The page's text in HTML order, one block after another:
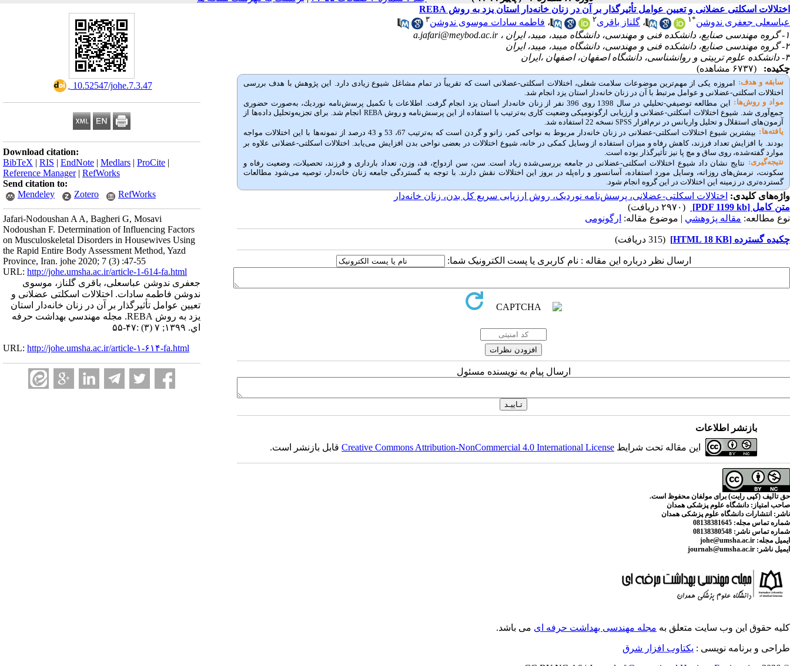
‎ 10.52547/johe.7.3.47
Download citation:
BibTeX | RIS | EndNote | Medlars | ProCite |
Reference Manager| RefWorks
Send citation to:
Mendeley
Zotero RefWorks
Jafari-Nodoushan A A, Bagheri G, Mosavi
Nodoushan F. Determination of Influencing Factors
on Musculoskeletal Disorders in Housewives Using
the Rapid Entire Body Assessment Method, Yazd
Province, Iran. johe 2020; 7 (3) :47-55
URL: http://johe.umsha.ac.ir/article-1-614-fa.html
جعفری ندوشن عباسعلی، باقری گلناز، موسوی
ندوشن فاطمه سادات. اختلالات اسکلتی عضلانی و
تعیین عوامل تأثیرگذار بر آن در زنان خانه‌دار استان
یزد به روش REBA. مجله مهندسي بهداشت حرفه
اي. ۱۳۹۹; ۷ (۳) :۴۷-۵۵
URL: http://johe.umsha.ac.ir/article-۱-۶۱۴-fa.html
اختلالات اسکلتی عضلانی و تعیین عوامل تأثیرگذار بر آن در زنان خانه‌دار استان یزد به روش REBA
عباسعلی جعفری ندوشن*۱ ، گلناز باقری۲ ، فاطمه سادات موسوی ندوشن۳
۱- گروه مهندسی صنایع، دانشکده فنی و مهندسی، دانشگاه میبد، میبد، ایران ،
a.jafari@meybod.ac.ir
۲- گروه مهندسی صنایع، دانشکده فنی و مهندسی، دانشگاه میبد، میبد، ایران
۳- دانشکده علوم تربیتی و روانشناسی، دانشگاه اصفهان، اصفهان ،ایران
چکیده:
(۶۷۳۷ مشاهده)
سابقه و هدف: امروزه یکی از مهم‌ترین موضوعات سلامت شغلی، اختلالات اسکلتی-عضلانی است که تقریباً در تمام مشاغل شیوع زیادی دارد. این پژوهش با هدف بررسی
اختلالات اسکلتی-عضلانی و عوامل مرتبط با آن در زنان خانه‌دار استان یزد انجام شد.
مواد و روش‌‌ها:
این ﻣﻄﺎﻟﻌﻪ ﺗﻮﺻﻴﻔﻲ-ﺗﺤﻠﻴﻠﻲ در سال 1398 روی 396 ﻧﻔﺮ از زنان خانه‌دار استان یزد انجام گرفت. اﻃﻼﻋﺎت ﺑﺎ تکمیل ﭘﺮﺳش‌ناﻣﻪ ﻧﻮردﻳﻚ، به‌صورت حضوری
جمع‌آوری شد. شیوع اختلالات اسکلتی-عضلانی و ارزیابی ارگونومیکی وضعیت کاری به‌ترتیب با استفاده از این پرسش‌نامه و روش REBA انجام شد. برای تجزیه‌وتحلیل داده‌ها از
آزمون‌های استقلال و تحلیل واریانس در نرم‌افزار SPSS نسخه 22 استفاده شد.
یافته‌ها:
بیشترین شیوع اختلالات اسکلتی-عضلانی در زنان خانه‌دار مربوط به نواحی کمر، زانو و گردن است که به‌ترتیب 67، 53 و 43 درصد از نمونه‌ها با این اختلالات مواجه
بودند. با افزایش تعداد فرزند، کاهش رفاه و میزان استفاده از وسایل کمکی در خانه، شیوع اختلالات در بعضی نواحی بدن افزایش می‌یابد. اختلالات اسکلتی-عضلانی علاوه بر
موارد گفته‌شده، روی ساق و مچ پا نیز تأثیرگذار بوده است.
نتیجه‌گیری: نتایج نشان داد شیوع اختلالات اسکلتی-عضلانی در جامعه بررسی‌شده زیاد است. سن، سن ازدواج، قد، وزن، تعداد بارداری و فرزند، تحصیلات، وضعیت رفاه و
سکونت، نرمش‌های روزانه، وسایل مورد استفاده، آسانسور و راه‌پله در بروز این اختلالات نقش دارند. با توجه به گستردگی جامعه زنان خانه‌دار، توصیه می‌شود مطالعات
گسترده‌تری در زمینه این اختلالات در این گروه انجام شود
واژه‌های کلیدی: اختلالات اسکلتی-عضلانی، پرسش‌نامه نوردیک، روش ارزیابی سریع کل بدن، زنان خانه‌دار
متن کامل [PDF 1199 kb]
(۲۹۷۰ دریافت)
نوع مطالعه: مقاله پژوهشي | موضوع مقاله: ارگونومی
چکیده گسترده [HTML 18 KB] (315 دریافت)
ارسال نظر درباره این مقاله : نام کاربری یا پست الکترونیک شما:
ارسال پیام به نویسنده مسئول
بازنشر اطلاعات
این مقاله تحت شرایط Creative Commons Attribution-NonCommercial 4.0 International Licenseقابل بازنشر است.
حق تالیف (کپی رایت) برای مولفان محفوظ است.
صاحب امتیاز: دانشگاه علوم پزشکی همدان
ناشر: انتشارات دانشگاه علوم پزشکی همدان
شماره تماس مجله: 08138381645
شماره تماس ناشر:
ایمیل مجله:
ایمیل ناشر:
کلیه حقوق این وب سایت متعلق به مجله مهندسی بهداشت حرفه ای می باشد.
طراحی و برنامه نویسی : یکتاوب افزار شرق